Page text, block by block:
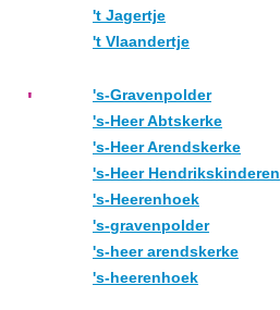
't Jagertje
't Vlaandertje
'
's-Gravenpolder
's-Heer Abtskerke
's-Heer Arendskerke
's-Heer Hendrikskinderen
's-Heerenhoek
's-gravenpolder
's-heer arendskerke
's-heerenhoek